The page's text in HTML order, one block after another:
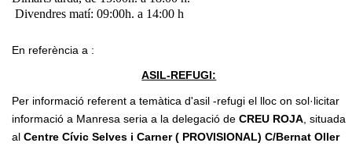
Divendres matí: 09:00h. a 14:00 h
En referència a :
ASIL-REFUGI:
Per informació referent a temàtica d'asil -refugi el lloc on sol·licitar
informació a Manresa seria a la delegació de CREU ROJA , situada
al Centre Cívic Selves i Carner ( PROVISIONAL) C/Bernat Oller